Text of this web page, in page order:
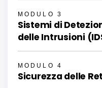
MODULO 3
Sistemi di
delle Intrusioni
MODULO 4
Sicurezza delle